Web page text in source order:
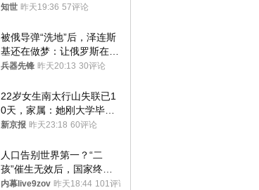
知世 昨天19:36 57评论
被俄导弹“洗地”后，泽连斯
基还在做梦：让俄罗斯在冬
季前求和？
兵器先锋 昨天20:13 30评论
22岁女生南太行山失联已1
0天，家属：她刚大学毕业
想到山里旅行
新京报 昨天23:18 60评论
人口告别世界第一？“二
孩”催生无效后，国家终于
向住房出手了！
内幕live9zov 昨天18:44 101评论